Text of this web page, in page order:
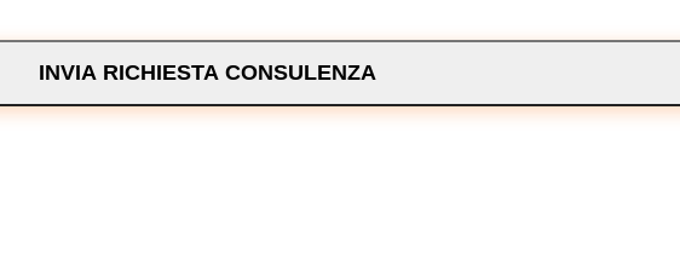
INVIA RICHIESTA CONSULENZA